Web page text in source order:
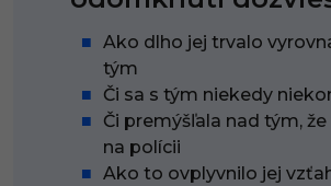
Ako dlho jej trvalo
tým
Či sa s tým niekedy
Či premýšľala nad tým,
na polícii
Ako to ovplyvnilo jej